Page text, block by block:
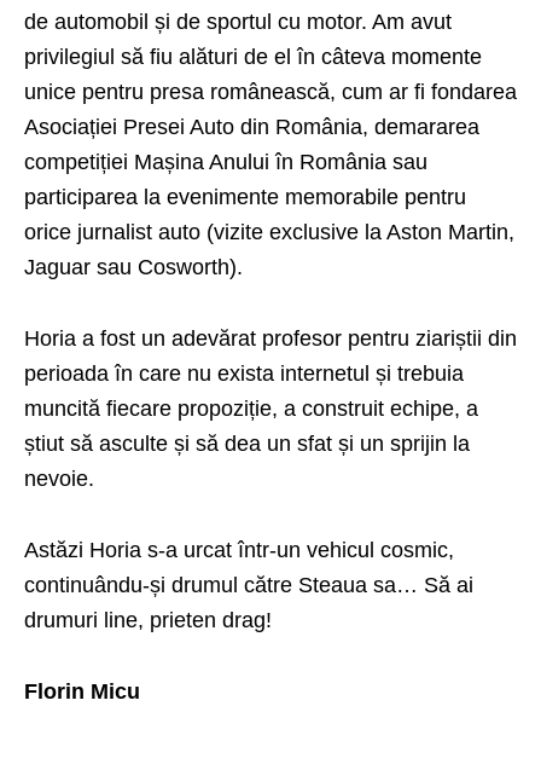
de automobil și de sportul cu motor. Am avut
privilegiul să fiu alături de el în câteva momente
unice pentru presa românească, cum ar fi fondarea
Asociației Presei Auto din România, demararea
competiției Mașina Anului în România sau
participarea la evenimente memorabile pentru
orice jurnalist auto (vizite exclusive la Aston Martin,
Jaguar sau Cosworth).
Horia a fost un adevărat profesor pentru ziariștii din
perioada în care nu exista internetul și trebuia
muncită fiecare propoziție, a construit echipe, a
știut să asculte și să dea un sfat și un sprijin la
nevoie.
Astăzi Horia s-a urcat într-un vehicul cosmic,
continuându-și drumul către Steaua sa… Să ai
drumuri line, prieten drag!
Florin Micu